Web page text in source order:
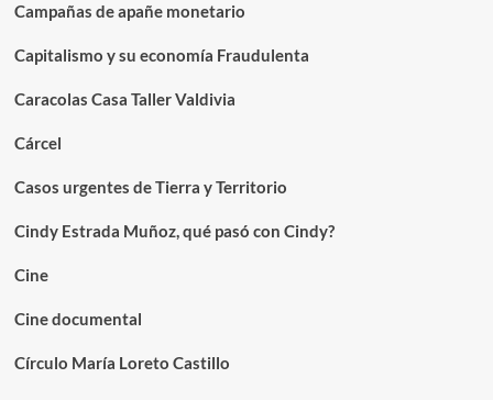
Campañas de apañe monetario
Capitalismo y su economía Fraudulenta
Caracolas Casa Taller Valdivia
Cárcel
Casos urgentes de Tierra y Territorio
Cindy Estrada Muñoz, qué pasó con Cindy?
Cine
Cine documental
Círculo María Loreto Castillo